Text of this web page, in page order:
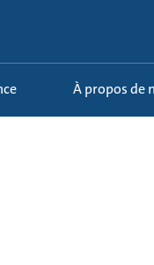
À propos de